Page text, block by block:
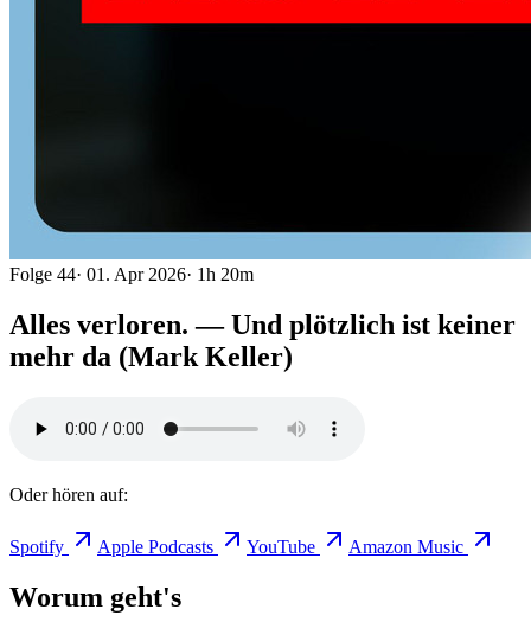
Folge 44· 01. Apr 2026· 1h 20m
Alles verloren. — Und plötzlich ist keiner
mehr da (Mark Keller)
Oder hören auf:
Spotify Apple Podcasts YouTube Amazon Music
Worum geht's